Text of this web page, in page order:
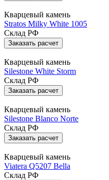
Кварцевый камень
Stratos Milky White 1005
Склад РФ
Заказать расчет
Кварцевый камень
Silestone White Storm
Склад РФ
Заказать расчет
Кварцевый камень
Silestone Blanco Norte
Склад РФ
Заказать расчет
Кварцевый камень
Viatera Q5207 Bella
Склад РФ